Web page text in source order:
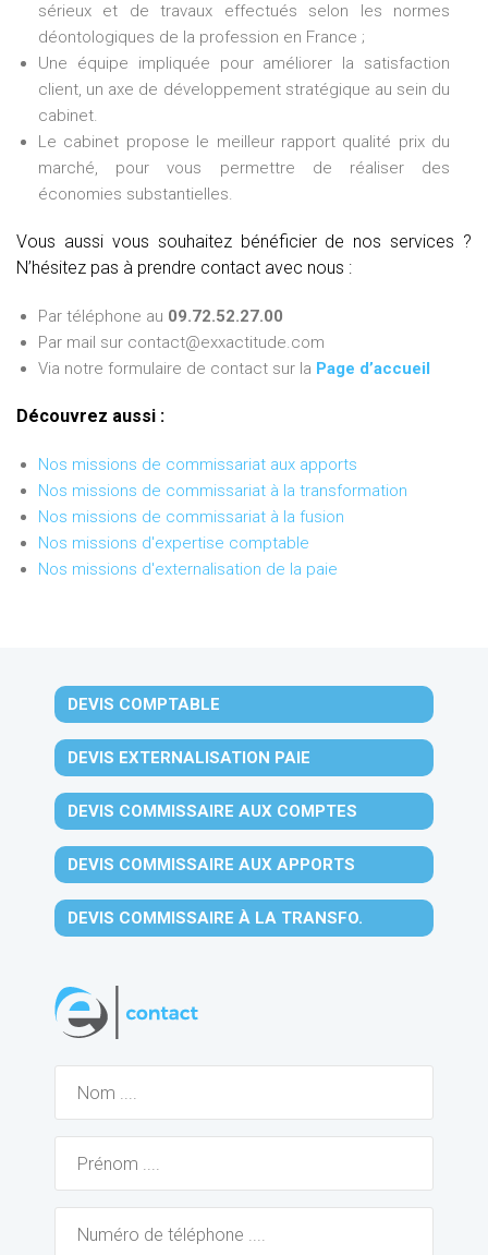
sérieux et de travaux effectués selon les normes
déontologiques de la profession en France ;
Une équipe impliquée pour améliorer la satisfaction
client, un axe de développement stratégique au sein du
cabinet.
Le cabinet propose le meilleur rapport qualité prix du
marché, pour vous permettre de réaliser des
économies substantielles.
Vous aussi vous souhaitez bénéficier de nos services ?
N’hésitez pas à prendre contact avec nous :
Par téléphone au 09.72.52.27.00
Par mail sur contact@exxactitude.com
Via notre formulaire de contact sur la Page d’accueil
Découvrez aussi :
Nos missions de commissariat aux apports
Nos missions de commissariat à la transformation
Nos missions de commissariat à la fusion
Nos missions d'expertise comptable
Nos missions d'externalisation de la paie
DEVIS COMPTABLE
DEVIS EXTERNALISATION PAIE
DEVIS COMMISSAIRE AUX COMPTES
DEVIS COMMISSAIRE AUX APPORTS
DEVIS COMMISSAIRE À LA TRANSFO.